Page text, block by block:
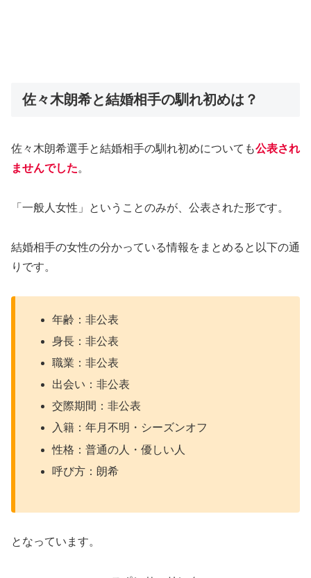
佐々木朗希と結婚相手の馴れ初めは？
佐々木朗希選手と結婚相手の馴れ初めについても公表され
ませんでした。
「一般人女性」ということのみが、公表された形です。
結婚相手の女性の分かっている情報をまとめると以下の通
りです。
年齢：非公表
身長：非公表
職業：非公表
出会い：非公表
交際期間：非公表
入籍：年月不明・シーズンオフ
性格：普通の人・優しい人
呼び方：朗希
となっています。